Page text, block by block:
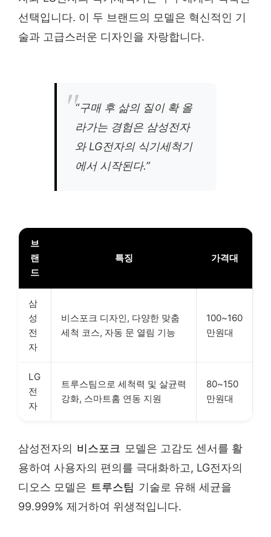
선택입니다. 이 두 브랜드의 모델은 혁신적인 기
술과 고급스러운 디자인을 자랑합니다.
“구매 후 삶의 질이 확 올
라가는 경험은 삼성전자
와 LG전자의 식기세척기
에서 시작된다.”
브
랜
드
특징 가격대
삼
성
전
자
비스포크 디자인, 다양한 맞춤
세척 코스, 자동 문 열림 기능
100~160
만원대
LG
전
자
트루스팀으로 세척력 및 살균력
강화, 스마트홈 연동 지원
80~150
만원대
삼성전자의 비스포크 모델은 고감도 센서를 활
용하여 사용자의 편의를 극대화하고, LG전자의
디오스 모델은 트루스팀 기술로 유해 세균을
99.999% 제거하여 위생적입니다.